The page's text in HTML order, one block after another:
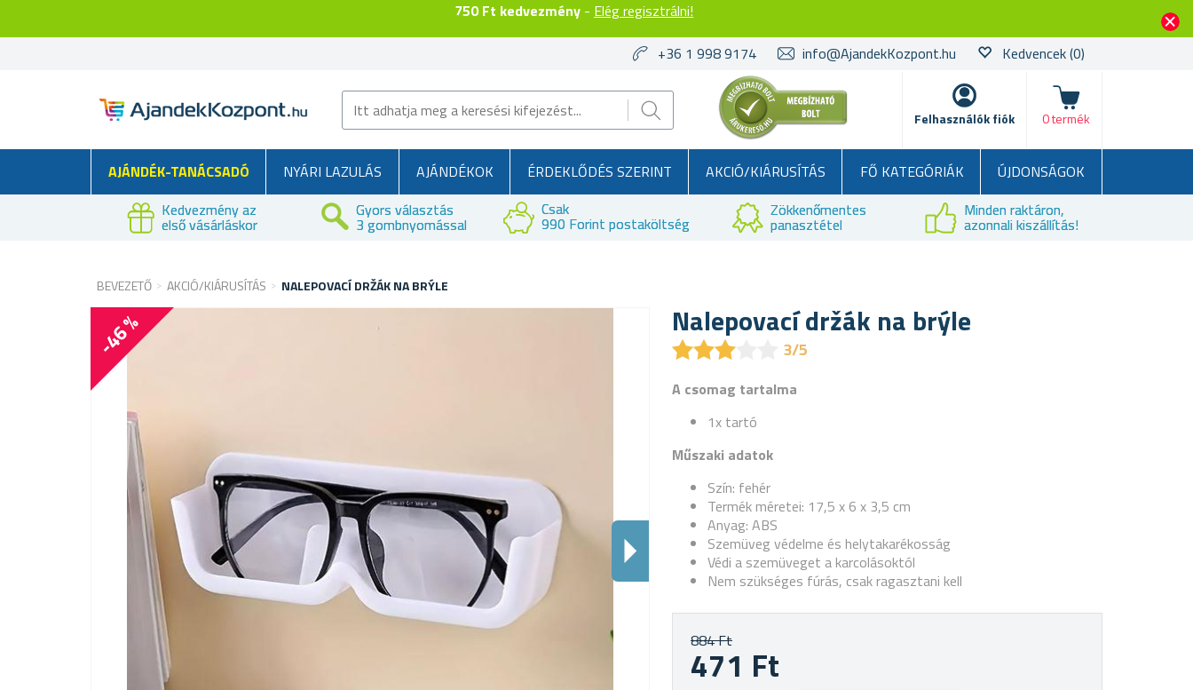
750 Ft kedvezmény - Elég regisztrálni!
+36 1 998 9174
info@AjandekKozpont.hu Kedvencek(0)
Felhasználók fiók
kosár
0 termék
AJÁNDÉK-TANÁCSADÓ NYÁRI LAZULÁS AJÁNDÉKOK ÉRDEKLŐDÉS SZERINT AKCIÓ/KIÁRUSÍTÁS FŐ KATEGÓRIÁK
ÚJDONSÁGOK
Kedvezmény az
első vásárláskor
Gyors választás
3 gombnyomással
Csak
990 Forint postaköltség
Zökkenőmentes
panasztétel
Minden raktáron,
azonnali kiszállítás!
BEVEZETŐ AKCIÓ/KIÁRUSÍTÁS NALEPOVACÍ DRŽÁK NA BRÝLE
Nalepovací držák na brýle
★★★
★★★ 3/5
-46 %
A csomag tartalma
1x tartó
Műszaki adatok
Szín: fehér
Termék méretei: 17,5 x 6 x 3,5 cm
Anyag: ABS
Szemüveg védelme és helytakarékosság
Védi a szemüveget a karcolásoktól
Nem szükséges fúrás, csak ragasztani kell
884 Ft
471 Ft